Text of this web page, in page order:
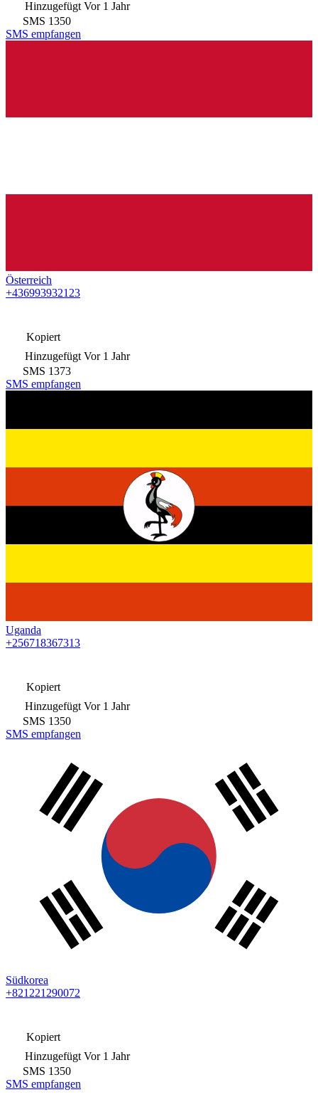
Hinzugefügt Vor 1 Jahr
SMS 1350
SMS empfangen
Österreich
+436993932123
Kopiert
Hinzugefügt Vor 1 Jahr
SMS 1373
SMS empfangen
Uganda
+256718367313
Kopiert
Hinzugefügt Vor 1 Jahr
SMS 1350
SMS empfangen
Südkorea
+821221290072
Kopiert
Hinzugefügt Vor 1 Jahr
SMS 1350
SMS empfangen